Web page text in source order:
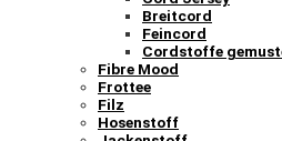
Breitcord
Feincord
Cordstoffe
Fibre Mood
Frottee
Filz
Hosenstoff